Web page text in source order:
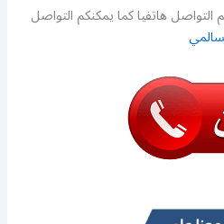
هاتفيا كما يمكنكم التواصل